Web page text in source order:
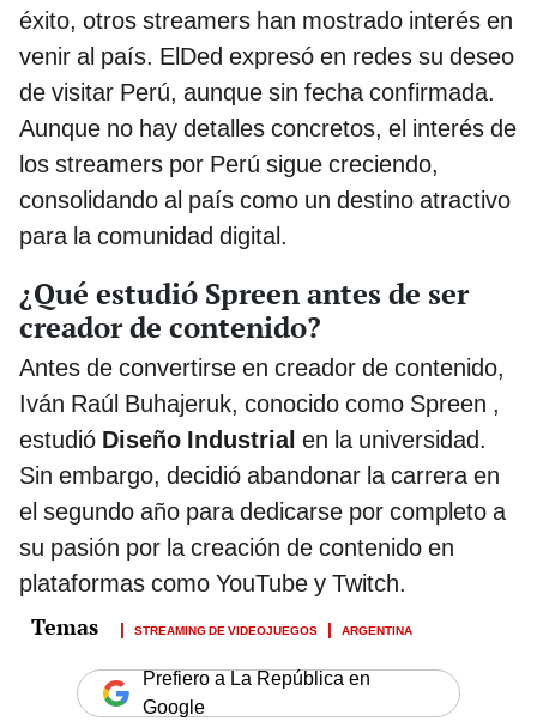
éxito, otros streamers han mostrado interés en
venir al país. ElDed expresó en redes su deseo
de visitar Perú, aunque sin fecha confirmada.
Aunque no hay detalles concretos, el interés de
los streamers por Perú sigue creciendo,
consolidando al país como un destino atractivo
para la comunidad digital.
¿Qué estudió Spreen antes de ser
creador de contenido?
Antes de convertirse en creador de contenido,
Iván Raúl Buhajeruk, conocido como Spreen ,
estudió Diseño Industrial en la universidad.
Sin embargo, decidió abandonar la carrera en
el segundo año para dedicarse por completo a
su pasión por la creación de contenido en
plataformas como YouTube y Twitch.
STREAMING DE VIDEOJUEGOS ARGENTINA
Prefiero a La República en
Google